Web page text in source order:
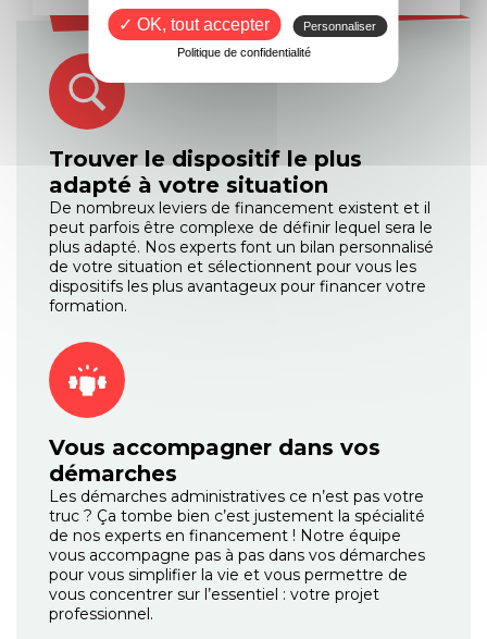
Trouver le dispositif le plus
adapté à votre situation
De nombreux leviers de financement existent et il
peut parfois être complexe de définir lequel sera le
plus adapté. Nos experts font un bilan personnalisé
de votre situation et sélectionnent pour vous les
dispositifs les plus avantageux pour financer votre
formation.
Vous accompagner dans vos
démarches
Les démarches administratives ce n’est pas votre
truc ? Ça tombe bien c’est justement la spécialité
de nos experts en financement ! Notre équipe
vous accompagne pas à pas dans vos démarches
pour vous simplifier la vie et vous permettre de
vous concentrer sur l’essentiel : votre projet
professionnel.
✓ OK, tout accepter
Personnaliser
Politique de confidentialité